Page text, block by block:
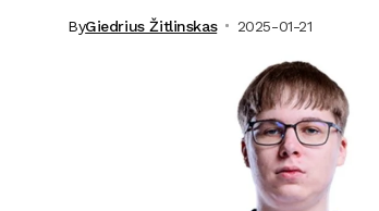
ByGiedrius Žitlinskas 2025-01-21